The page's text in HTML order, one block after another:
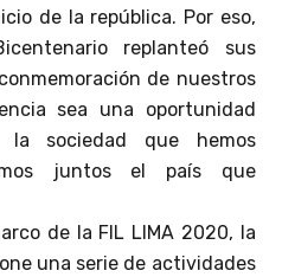
de la república. Por eso,
replanteó sus
de nuestros
sea una oportunidad
la sociedad que hemos
juntos el país que
de la FIL LIMA 2020, la
una serie de actividades